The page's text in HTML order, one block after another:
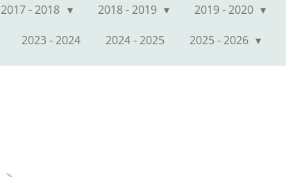
2017 - 2018 2018 - 2019 2019 - 2020
2023 - 2024 2024 - 2025 2025 - 2026